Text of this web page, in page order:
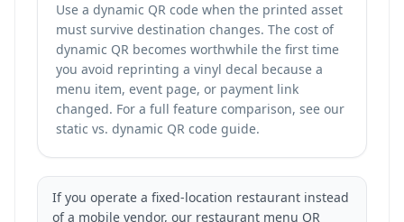
Use a dynamic QR code when the printed asset
must survive destination changes. The cost of
dynamic QR becomes worthwhile the first time
you avoid reprinting a vinyl decal because a
menu item, event page, or payment link
changed. For a full feature comparison, see our
static vs. dynamic QR code guide.
If you operate a fixed-location restaurant instead
of a mobile vendor, our restaurant menu QR